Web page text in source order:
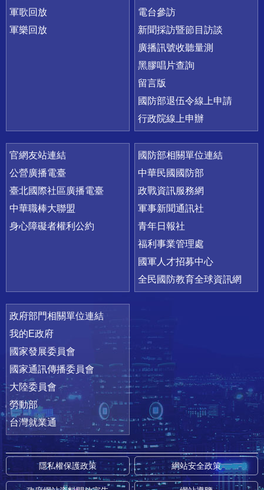
軍歌回放
軍樂回放
電台參訪
新聞採訪暨節目訪談
廣播訊號收聽量測
黑膠唱片查詢
留言版
國防部退伍令線上申請
行政院線上申辦
官網友站連結
公營廣播電臺
臺北國際社區廣播電臺
中華職棒大聯盟
身心障礙者權利公約
國防部相關單位連結
中華民國國防部
政戰資訊服務網
軍事新聞通訊社
青年日報社
福利事業管理處
國軍人才招募中心
全民國防教育全球資訊網
政府部門相關單位連結
我的E政府
國家發展委員會
國家通訊傳播委員會
大陸委員會
勞動部
台灣就業通
隱私權保護政策 網站安全政策